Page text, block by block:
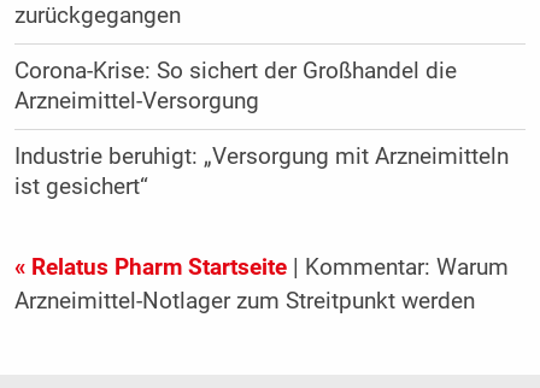
zurückgegangen
Corona-Krise: So sichert der Großhandel die
Arzneimittel-Versorgung
Industrie beruhigt: „Versorgung mit Arzneimitteln
ist gesichert“
« Relatus Pharm Startseite| Kommentar: Warum
Arzneimittel-Notlager zum Streitpunkt werden